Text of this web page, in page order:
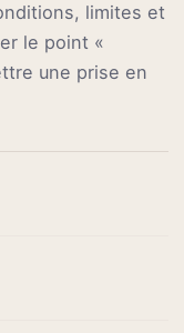
limites et
le point «
une prise en